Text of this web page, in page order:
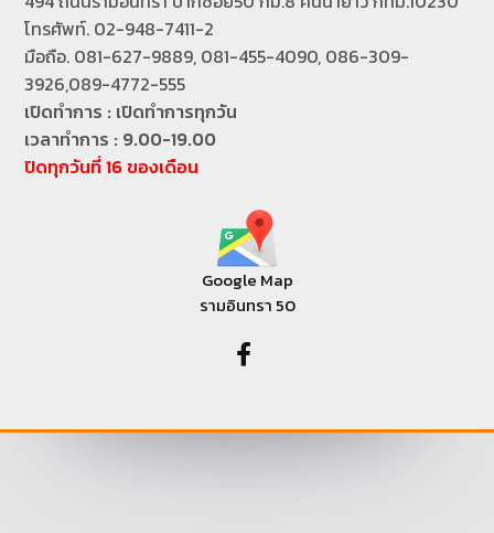
โทรศัพท์. 02-948-7411-2
มือถือ. 081-627-9889, 081-455-4090, 086-309-
3926,089-4772-555
เปิดทำการ : เปิดทำการทุกวัน
เวลาทำการ : 9.00-19.00
ปิดทุกวันที่ 16 ของเดือน
Google Map
รามอินทรา 50